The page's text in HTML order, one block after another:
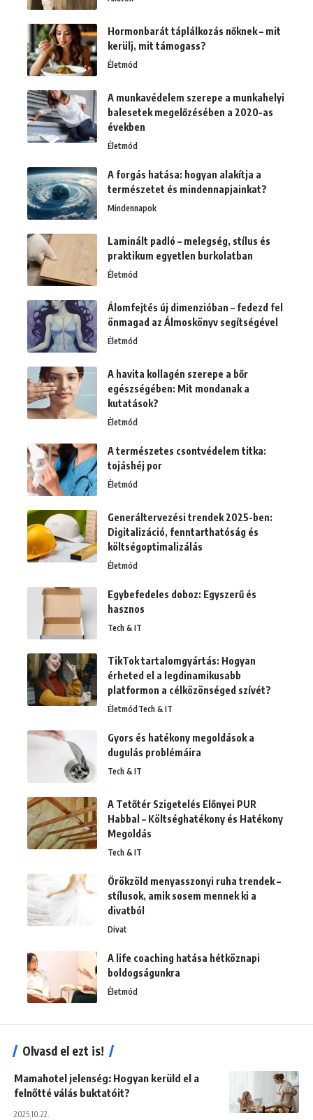
Hormonbarát táplálkozás nőknek – mit
kerülj, mit támogass?
Életmód
A munkavédelem szerepe a munkahelyi
balesetek megelőzésében a 2020-as
években
Életmód
A forgás hatása: hogyan alakítja a
természetet és mindennapjainkat?
Mindennapok
Laminált padló – melegség, stílus és
praktikum egyetlen burkolatban
Életmód
Álomfejtés új dimenzióban – fedezd fel
önmagad az Álmoskönyv segítségével
Életmód
A havita kollagén szerepe a bőr
egészségében: Mit mondanak a
kutatások?
Életmód
A természetes csontvédelem titka:
tojáshéj por
Életmód
Generáltervezési trendek 2025-ben:
Digitalizáció, fenntarthatóság és
költségoptimalizálás
Életmód
Egybefedeles doboz: Egyszerű és
hasznos
Tech & IT
TikTok tartalomgyártás: Hogyan
érheted el a legdinamikusabb
platformon a célközönséged szívét?
ÉletmódTech & IT
Gyors és hatékony megoldások a
dugulás problémáira
Tech & IT
A Tetőtér Szigetelés Előnyei PUR
Habbal – Költséghatékony és Hatékony
Megoldás
Tech & IT
Örökzöld menyasszonyi ruha trendek –
stílusok, amik sosem mennek ki a
divatból
Divat
A life coaching hatása hétköznapi
boldogságunkra
Életmód
Olvasd el ezt is!
Mamahotel jelenség: Hogyan kerüld el a
felnőtté válás buktatóit?
2025.10.22.